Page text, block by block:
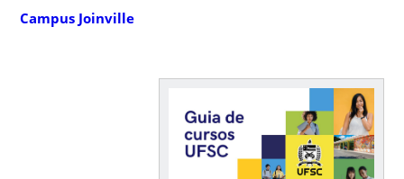
Campus Joinville